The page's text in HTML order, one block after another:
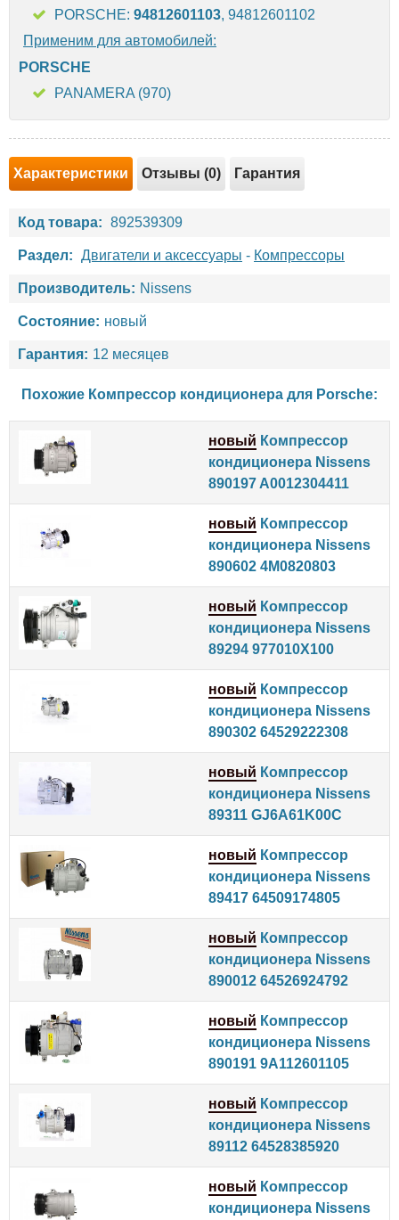
PORSCHE: 94812601103, 94812601102
Применим для автомобилей:
PORSCHE
PANAMERA (970)
Характеристики Отзывы (0) Гарантия
Код товара: 892539309
Раздел: Двигатели и аксессуары - Компрессоры
Производитель: Nissens
Состояние: новый
Гарантия: 12 месяцев
Похожие Компрессор кондиционера для Porsche:
новый Компрессор
кондиционера Nissens
890197 A0012304411
новый Компрессор
кондиционера Nissens
890602 4M0820803
новый Компрессор
кондиционера Nissens
89294 977010X100
новый Компрессор
кондиционера Nissens
890302 64529222308
новый Компрессор
кондиционера Nissens
89311 GJ6A61K00C
новый Компрессор
кондиционера Nissens
89417 64509174805
новый Компрессор
кондиционера Nissens
890012 64526924792
новый Компрессор
кондиционера Nissens
890191 9A112601105
новый Компрессор
кондиционера Nissens
89112 64528385920
новый Компрессор
кондиционера Nissens